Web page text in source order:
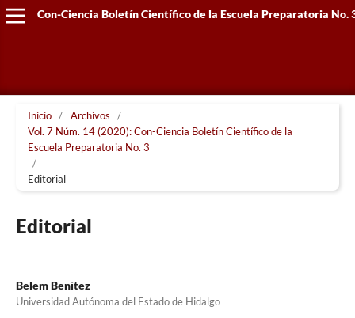
Con-Ciencia Boletín Científico de la Escuela Preparatoria No.
Inicio / Archivos
/
Vol. 7 Núm. 14 (2020): Con-Ciencia Boletín Científico de la
Escuela Preparatoria No. 3
/
Editorial
Editorial
Belem Benítez
Universidad Autónoma del Estado de Hidalgo